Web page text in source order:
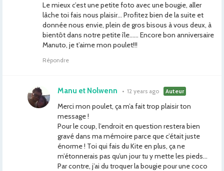
Le mieux c’est une petite foto avec une bougie, aller
lâche toi fais nous plaisir… Profitez bien de la suite et
donnée nous envie, plein de gros bisous à vous deux, à
bientôt dans notre petite île…… Encore bon anniversaire
Manuto, je t’aime mon poulet!!!
Répondre
Manu et Nolwenn • 12 years ago Auteur
Merci mon poulet, ça m’a fait trop plaisir ton
message !
Pour le coup, l’endroit en question restera bien
gravé dans ma mémoire parce que c’était juste
énorme ! Toi qui fais du Kite en plus, ça ne
m’étonnerais pas qu’un jour tu y mette les pieds…
Par contre, j’ai du troquer la bougie pour une coco